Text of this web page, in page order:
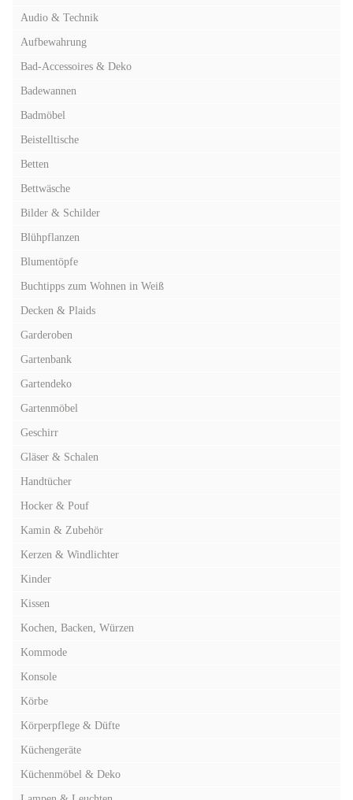
Audio & Technik
Aufbewahrung
Bad-Accessoires & Deko
Badewannen
Badmöbel
Beistelltische
Betten
Bettwäsche
Bilder & Schilder
Blühpflanzen
Blumentöpfe
Buchtipps zum Wohnen in Weiß
Decken & Plaids
Garderoben
Gartenbank
Gartendeko
Gartenmöbel
Geschirr
Gläser & Schalen
Handtücher
Hocker & Pouf
Kamin & Zubehör
Kerzen & Windlichter
Kinder
Kissen
Kochen, Backen, Würzen
Kommode
Konsole
Körbe
Körperpflege & Düfte
Küchengeräte
Küchenmöbel & Deko